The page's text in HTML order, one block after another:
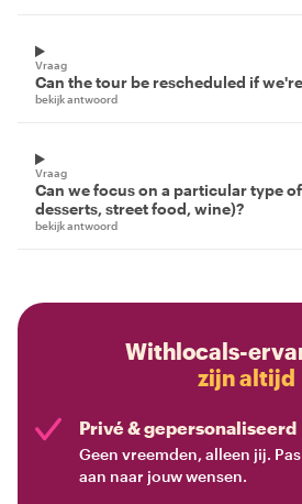
Vraag
Can the tour be rescheduled if
bekijk antwoord
Vraag
Can we focus on a particular type
desserts, street food, wine)?
bekijk antwoord
Withlocals-
zijn altijd
Privé & gepersonaliseerd
Geen vreemden, alleen jij.
aan naar jouw wensen.